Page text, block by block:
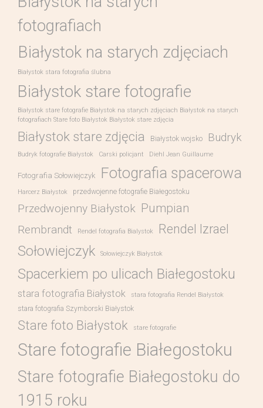
fotografiach
Białystok na starych zdjęciach
Białystok stara fotografia ślubna
Białystok stare fotografie
Białystok stare fotografie Białystok na starych zdjęciach Białystok na starych
fotografiach Stare foto Białystok Białystok stare zdjęcia
Białystok stare zdjęcia Białystok wojsko Budryk
Budryk fotografie Białystok Carski policjant Diehl Jean Guillaume
Fotografia Sołowiejczyk Fotografia spacerowa
Harcerz Białystok przedwojenne fotografie Białegostoku
Przedwojenny Białystok Pumpian
Rembrandt Rendel fotografia Bialystok Rendel Izrael
Sołowiejczyk Sołowiejczyk Białystok
Spacerkiem po ulicach Białegostoku
stara fotografia Białystok stara fotografia Rendel Białystok
stara fotografia Szymborski Białystok
Stare foto Białystok stare fotografie
Stare fotografie Białegostoku
Stare fotografie Białegostoku do
1915 roku